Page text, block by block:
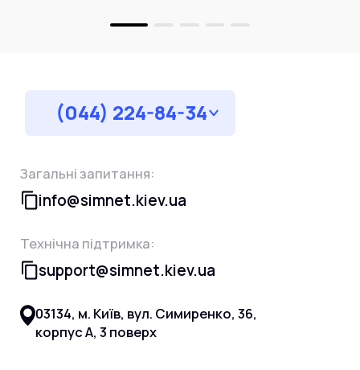
(044) 224-84-34
Загальні запитання:
info@simnet.kiev.ua
Технічна підтримка:
support@simnet.kiev.ua
03134, м. Київ, вул. Симиренко, 36,
корпус А, 3 поверх